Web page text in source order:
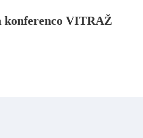
konferenco VITRAŽ